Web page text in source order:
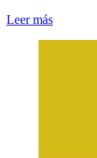
Leer más